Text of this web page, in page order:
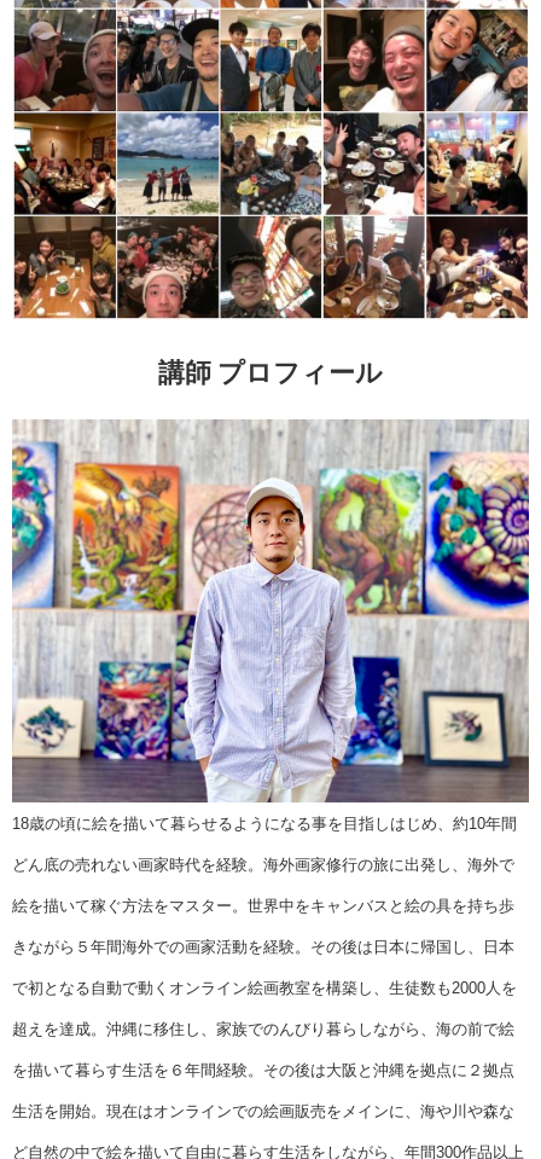
講師 プロフィール
18歳の頃に絵を描いて暮らせるようになる事を目指しはじめ、約10年間
どん底の売れない画家時代を経験。海外画家修行の旅に出発し、海外で
絵を描いて稼ぐ方法をマスター。世界中をキャンバスと絵の具を持ち歩
きながら５年間海外での画家活動を経験。その後は日本に帰国し、日本
で初となる自動で動くオンライン絵画教室を構築し、生徒数も2000人を
超えを達成。沖縄に移住し、家族でのんびり暮らしながら、海の前で絵
を描いて暮らす生活を６年間経験。その後は大阪と沖縄を拠点に２拠点
生活を開始。現在はオンラインでの絵画販売をメインに、海や川や森な
ど自然の中で絵を描いて自由に暮らす生活をしながら、年間300作品以上